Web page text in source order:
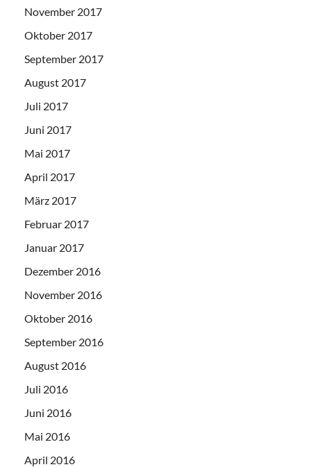
November 2017
Oktober 2017
September 2017
August 2017
Juli 2017
Juni 2017
Mai 2017
April 2017
März 2017
Februar 2017
Januar 2017
Dezember 2016
November 2016
Oktober 2016
September 2016
August 2016
Juli 2016
Juni 2016
Mai 2016
April 2016